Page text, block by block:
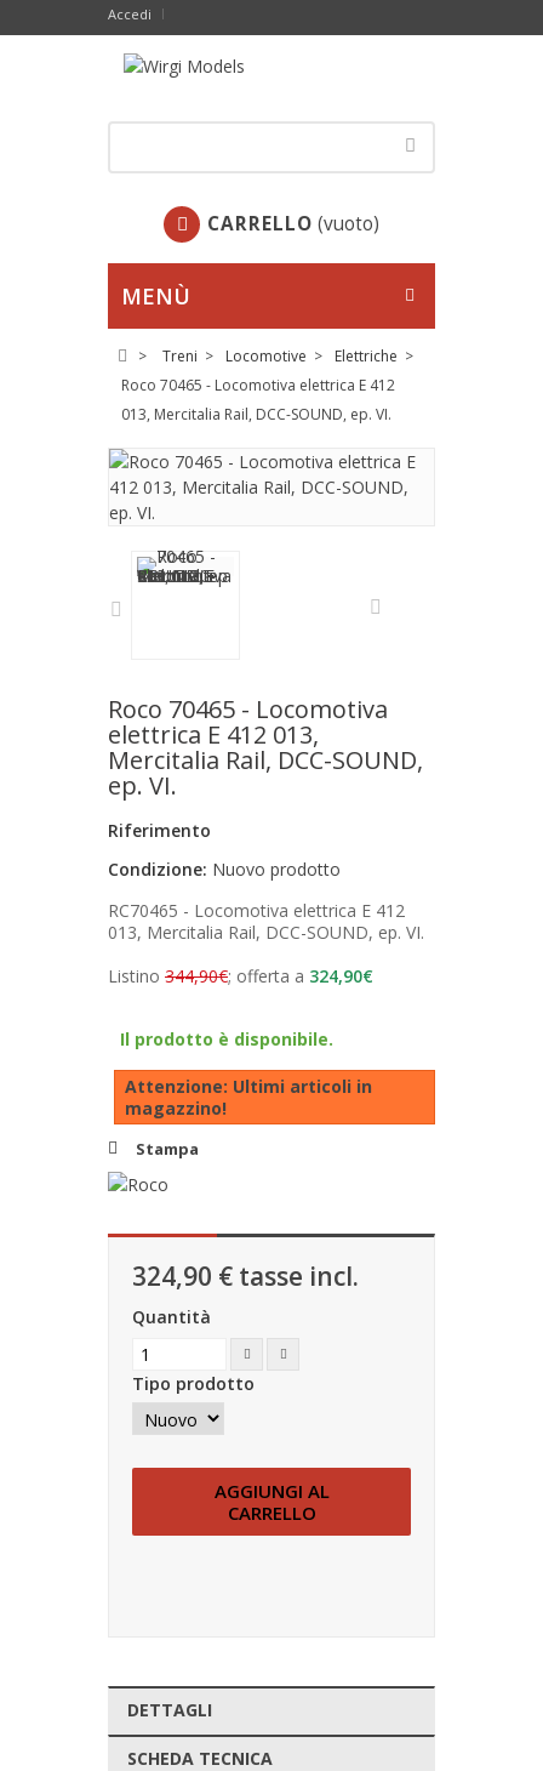
Accedi
CARRELLO (vuoto)
MENÙ
> Treni > Locomotive > Elettriche >
Roco 70465 - Locomotiva elettrica E 412
013, Mercitalia Rail, DCC-SOUND, ep. VI.
Roco 70465 - Locomotiva
elettrica E 412 013,
Mercitalia Rail, DCC-SOUND,
ep. VI.
Riferimento
Condizione: Nuovo prodotto
RC70465 - Locomotiva elettrica E 412
013, Mercitalia Rail, DCC-SOUND, ep. VI.
Listino 344,90€; offerta a 324,90€
Il prodotto è disponibile.
Attenzione: Ultimi articoli in
magazzino!
Stampa
324,90 € tasse incl.
Quantità
Tipo prodotto
AGGIUNGI AL
CARRELLO
DETTAGLI
SCHEDA TECNICA